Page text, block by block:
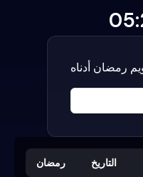
رمضان أدناه
رمضان التاريخ